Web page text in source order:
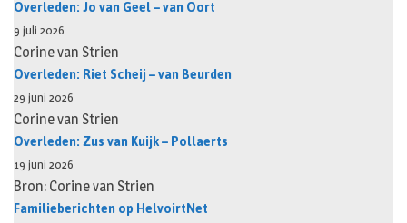
Overleden: Jo van Geel – van Oort
9 juli 2026
Corine van Strien
Overleden: Riet Scheij – van Beurden
29 juni 2026
Corine van Strien
Overleden: Zus van Kuijk – Pollaerts
19 juni 2026
Bron: Corine van Strien
Familieberichten op HelvoirtNet